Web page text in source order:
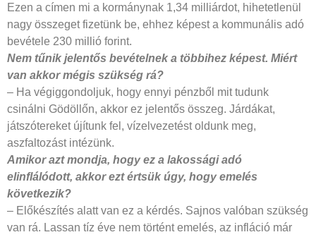
Ezen a címen mi a kormánynak 1,34 milliárdot, hihetetlenül
nagy összeget fizetünk be, ehhez képest a kommunális adó
bevétele 230 millió forint.
Nem tűnik jelentős bevételnek a többihez képest. Miért
van akkor mégis szükség rá?
– Ha végiggondoljuk, hogy ennyi pénzből mit tudunk
csinálni Gödöllőn, akkor ez jelentős összeg. Járdákat,
játszótereket újítunk fel, vízelvezetést oldunk meg,
aszfaltozást intézünk.
Amikor azt mondja, hogy ez a lakossági adó
elinflálódott, akkor ezt értsük úgy, hogy emelés
következik?
– Előkészítés alatt van ez a kérdés. Sajnos valóban szükség
van rá. Lassan tíz éve nem történt emelés, az infláció már